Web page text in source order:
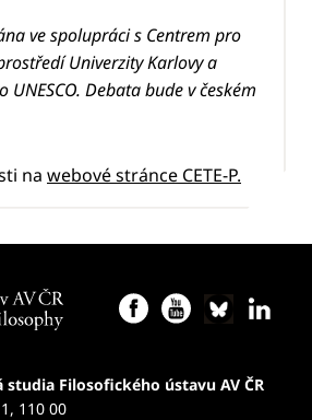
ve spolupráci s Centrem pro
Univerzity Karlovy a
UNESCO. Debata bude v českém
na webové stránce CETE-P.
Filosofického ústavu AV ČR
110 00